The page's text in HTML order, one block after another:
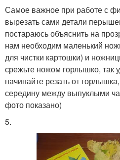
Самое важное при работе с
вырезать сами детали
постараюсь объяснить на
нам необходим маленький
для чистки картошки) и
срежьте ножом горлышко, так
начинайте резать от
середину между выпуклыми
фото показано)
5.